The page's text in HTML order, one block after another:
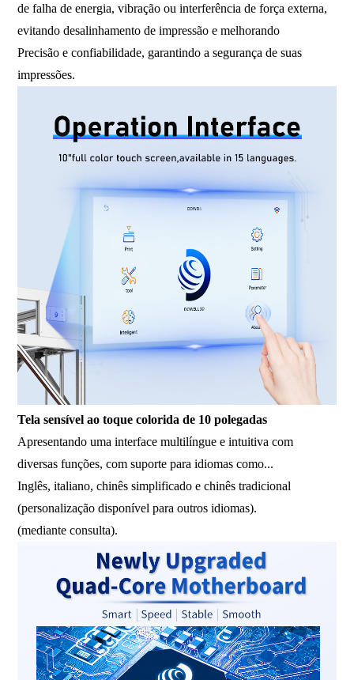
de falha de energia, vibração ou interferência de força externa,
evitando desalinhamento de impressão e melhorando
Precisão e confiabilidade, garantindo a segurança de suas
impressões.
Tela sensível ao toque colorida de 10 polegadas
Apresentando uma interface multilíngue e intuitiva com
diversas funções, com suporte para idiomas como...
Inglês, italiano, chinês simplificado e chinês tradicional
(personalização disponível para outros idiomas).
(mediante consulta).